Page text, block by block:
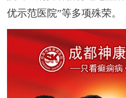
优示范医院”等多项殊荣。